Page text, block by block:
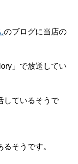
のブログに当店の
」で放送してい
しているそうで
そうです。